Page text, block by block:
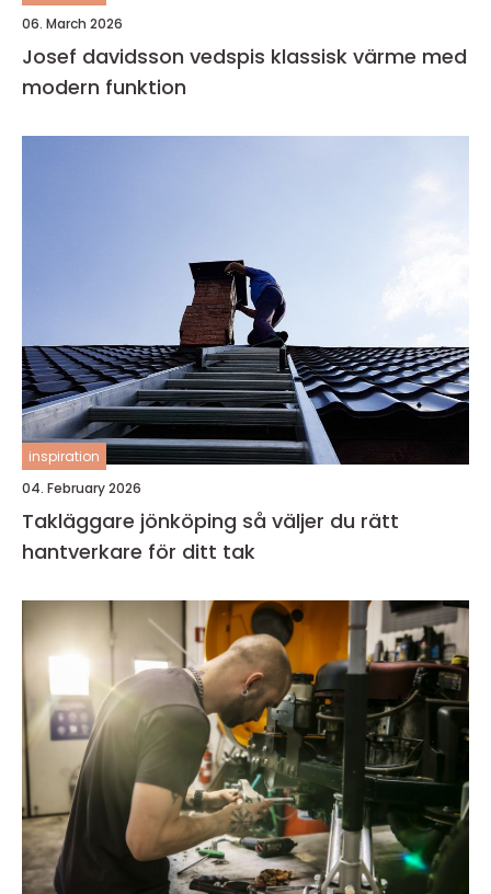
06. March 2026
Josef davidsson vedspis klassisk värme med
modern funktion
inspiration
04. February 2026
Takläggare jönköping så väljer du rätt
hantverkare för ditt tak